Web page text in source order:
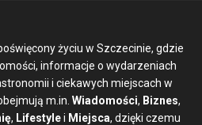
życiu w Szczecinie, gdzie
informacje o wydarzeniach
i ciekawych miejscach w
m.in. Wiadomości, Biznes,
, Lifestylei Miejsca, dzięki czemu